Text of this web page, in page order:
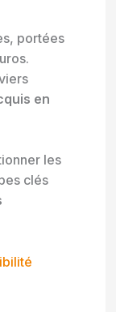
portées
en
les
clés